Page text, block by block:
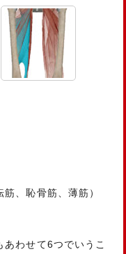
、恥骨筋、薄筋）
わせて6つでいうこ